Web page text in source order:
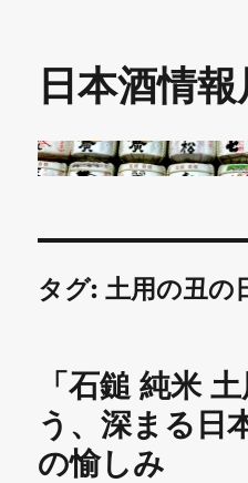
日本酒情報
タグ:土用の丑の
「石鎚 純米
う、深まる日
の愉しみ